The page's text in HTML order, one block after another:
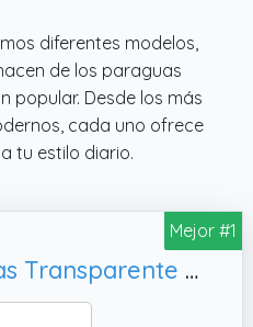
diferentes modelos,
de los paraguas
popular. Desde los más
cada uno ofrece
tu estilo diario.
Mejor #1
unycos - Paraguas Transparente de Campana Resistente al Viento, Viajes y Eventos (Pequeño)